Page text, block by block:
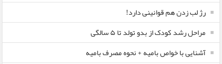
رژ لب زدن هم قوانینی دارد!
مراحل رشد کودک از بدو تولد تا ۵ سالگی
آشنایی با خواص بامیه + نحوه مصرف بامیه